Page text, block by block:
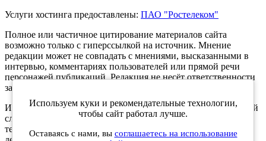
Услуги хостинга предоставлены: ПАО "Ростелеком"
Полное или частичное цитирование материалов сайта
возможно только с гиперссылкой на источник. Мнение
редакции может не совпадать с мнениями, высказанными в
интервью, комментариях пользователей или прямой речи
персонажей публикаций. Редакция не несёт ответственности
за текст комментариев читателей.
Интернет-портал Kirov.online зарегистрирован в Федеральной
службе по надзору в сфере связи, информационных
технологий и массовых коммуникаций (Роскомнадзор) 5
Используем куки и рекомендательные технологии,
чтобы сайт работал лучше.
Оставаясь с нами, вы соглашаетесь на использование